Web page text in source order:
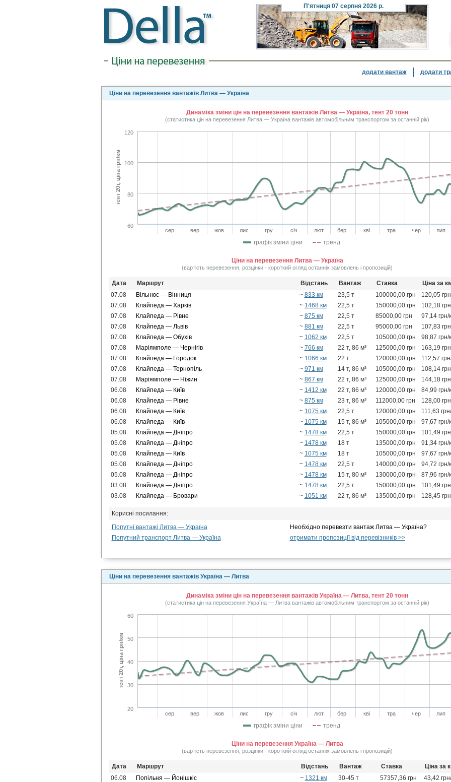
П'ятниця07 серпня 2026 р.
додати вантаж додати
Ціни на перевезення вантажів Литва — Україна
Динаміка зміни цін на перевезення вантажів Литва — Україна, тент 20 тонн
(статистика цін на перевезення Литва — Україна вантажів автомобільним транспортом за останній рік)
графік зміни ціни тренд
сер вер жов лис гру січ лют бер кві тра чер лип
60
80
100
120
тент 20т, ціна грн/км
Ціни на перевезення Литва — Україна
(вартість перевезення, розцінки - короткий огляд останніх замовлень і пропозицій)
Дата Маршрут Відстань Вантаж Ставка
Ціна за
07.08
Вільнюс — Вінниця ~ 833 км 23,5 т 100000,00 грн
120,05
07.08
Клайпеда — Харків ~ 1468 км 22,5 т 150000,00 грн
102,18
07.08
Клайпеда — Рівне ~ 875 км 22,5 т 85000,00 грн
97,14 грн/
07.08
Клайпеда — Львів ~ 881 км 22,5 т 95000,00 грн
107,83
07.08
Клайпеда — Обухів ~ 1062 км 22,5 т 105000,00 грн
98,87 грн/
07.08
Маріямполе — Чернігів ~ 766 км 22 т, 86 м³ 125000,00 грн
163,19
07.08
Клайпеда — Городок ~ 1066 км 22 т 120000,00 грн
112,57
07.08
Клайпеда — Тернопіль ~ 971 км 14 т, 86 м³ 105000,00 грн
108,14
07.08
Маріямполе — Ніжин ~ 867 км 22 т, 86 м³ 125000,00 грн
144,18
06.08
Клайпеда — Київ ~ 1412 км 22 т, 86 м³ 120000,00 грн
84,99 грн/
06.08
Клайпеда — Рівне ~ 875 км 23 т, 86 м³ 112000,00 грн
128,00
06.08
Клайпеда — Київ ~ 1075 км 22,5 т 120000,00 грн
111,63
06.08
Клайпеда — Київ ~ 1075 км 15 т, 86 м³ 105000,00 грн
97,67 грн/
05.08
Клайпеда — Дніпро ~ 1478 км 22,5 т 150000,00 грн
101,49
05.08
Клайпеда — Дніпро ~ 1478 км 18 т 135000,00 грн
91,34 грн/
05.08
Клайпеда — Київ ~ 1075 км 18 т 105000,00 грн
97,67 грн/
05.08
Клайпеда — Дніпро ~ 1478 км 22,5 т 140000,00 грн
94,72 грн/
05.08
Клайпеда — Дніпро ~ 1478 км 15 т, 80 м³ 130000,00 грн
87,96 грн/
03.08
Клайпеда — Дніпро ~ 1478 км 22,5 т 150000,00 грн
101,49
03.08
Клайпеда — Бровари ~ 1051 км 22 т, 86 м³ 135000,00 грн 128,45
Корисні посилання:
Попутні вантажі Литва — Україна
Необхідно перевезти вантаж Литва — Україна?
Попутний транспорт Литва — Україна
отримати пропозиції від перевізників >>
Ціни на перевезення вантажів Україна — Литва
Динаміка зміни цін на перевезення вантажів Україна — Литва, тент 20 тонн
(статистика цін на перевезення Україна — Литва вантажів автомобільним транспортом за останній рік)
графік зміни ціни тренд
сер вер жов лис гру січ лют бер кві тра чер лип
20
30
40
50
60
тент 20т, ціна грн/км
Ціни на перевезення Україна — Литва
(вартість перевезення, розцінки - короткий огляд останніх замовлень і пропозицій)
Дата Маршрут Відстань Вантаж Ставка
Ціна за
06.08
Попільня — Йонішкіс ~ 1321 км 30-45 т 57357,36 грн
43,42